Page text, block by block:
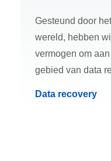
Gesteund door
wereld, hebben
vermogen om
gebied van data
Data recovery